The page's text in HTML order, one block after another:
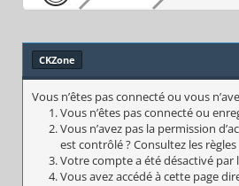
CKZone
Vous n’êtes pas connecté ou vous
Vous n’êtes pas connecté ou
Vous n’avez pas la permission
est contrôlé ? Consultez les
Votre compte a été désactivé
Vous avez accédé à cette page